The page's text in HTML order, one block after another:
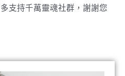
c
a
支持千萬靈魂社群，謝謝您